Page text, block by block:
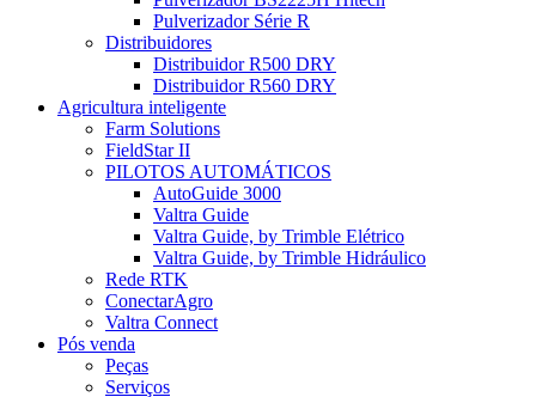
Pulverizador Série R
Distribuidores
Distribuidor R500 DRY
Distribuidor R560 DRY
Agricultura inteligente
Farm Solutions
FieldStar II
PILOTOS AUTOMÁTICOS
AutoGuide 3000
Valtra Guide
Valtra Guide, by Trimble Elétrico
Valtra Guide, by Trimble Hidráulico
Rede RTK
ConectarAgro
Valtra Connect
Pós venda
Peças
Serviços